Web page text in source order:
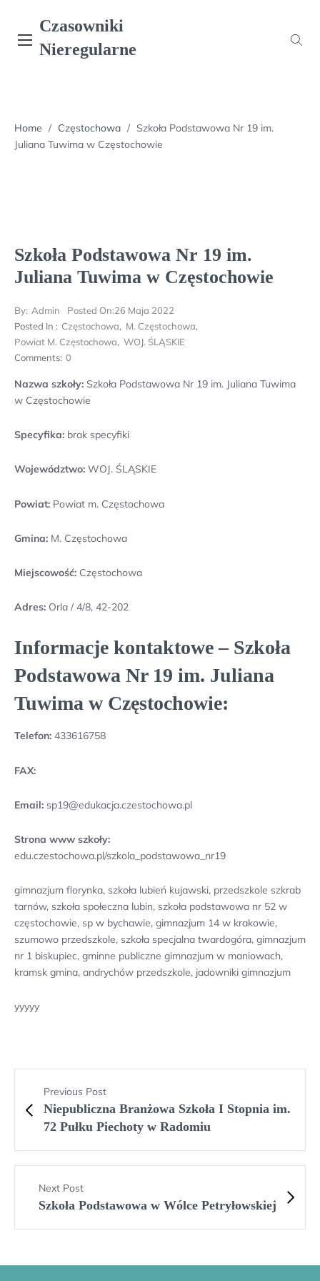
content
Czasowniki
Nieregularne
Home / Częstochowa / Szkoła Podstawowa Nr 19 im.
Juliana Tuwima w Częstochowie
Szkoła Podstawowa Nr 19 im.
Juliana Tuwima w Częstochowie
By: Admin Posted On:26 Maja 2022
Posted In : Częstochowa, M. Częstochowa,
Powiat M. Częstochowa, WOJ. ŚLĄSKIE
Comments: 0
Nazwa szkoły: Szkoła Podstawowa Nr 19 im. Juliana Tuwima
w Częstochowie
Specyfika: brak specyfiki
Województwo: WOJ. ŚLĄSKIE
Powiat: Powiat m. Częstochowa
Gmina: M. Częstochowa
Miejscowość: Częstochowa
Adres: Orla / 4/8, 42-202
Informacje kontaktowe – Szkoła
Podstawowa Nr 19 im. Juliana
Tuwima w Częstochowie:
Telefon: 433616758
FAX:
Email: sp19@edukacja.czestochowa.pl
Strona www szkoły:
edu.czestochowa.pl/szkola_podstawowa_nr19
gimnazjum florynka, szkoła lubień kujawski, przedszkole szkrab
tarnów, szkoła społeczna lubin, szkoła podstawowa nr 52 w
częstochowie, sp w bychawie, gimnazjum 14 w krakowie,
szumowo przedszkole, szkoła specjalna twardogóra, gimnazjum
nr 1 biskupiec, gminne publiczne gimnazjum w maniowach,
kramsk gmina, andrychów przedszkole, jadowniki gimnazjum
yyyyy
Previous Post
Niepubliczna Branżowa Szkoła I Stopnia im.
72 Pułku Piechoty w Radomiu
Next Post
Szkoła Podstawowa w Wólce Petryłowskiej